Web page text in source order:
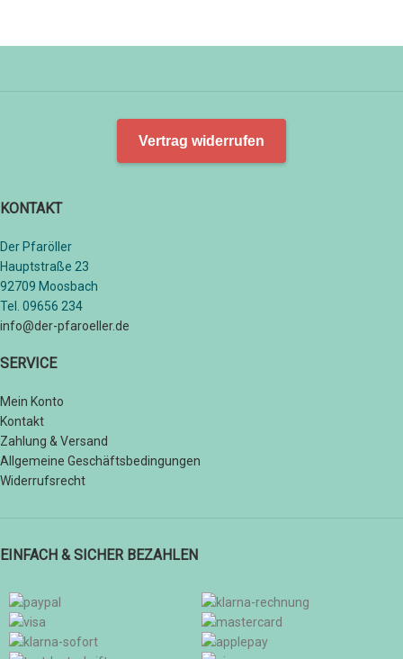
Vertrag widerrufen
KONTAKT
Der Pfaröller
Hauptstraße 23
92709 Moosbach
Tel. 09656 234
info@der-pfaroeller.de
SERVICE
Mein Konto
Kontakt
Zahlung & Versand
Allgemeine Geschäftsbedingungen
Widerrufsrecht
EINFACH & SICHER BEZAHLEN